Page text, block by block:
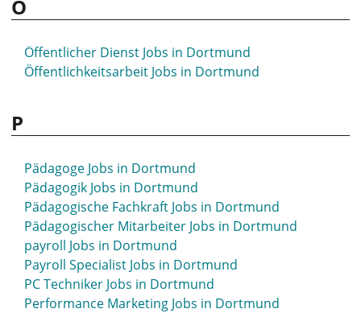
Ö
Öffentlicher Dienst Jobs in Dortmund
Öffentlichkeitsarbeit Jobs in Dortmund
P
Pädagoge Jobs in Dortmund
Pädagogik Jobs in Dortmund
Pädagogische Fachkraft Jobs in Dortmund
Pädagogischer Mitarbeiter Jobs in Dortmund
payroll Jobs in Dortmund
Payroll Specialist Jobs in Dortmund
PC Techniker Jobs in Dortmund
Performance Marketing Jobs in Dortmund